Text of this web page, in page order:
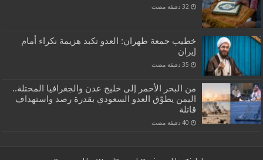
خطيب جمعة طهران: العدو تكبد هزيمة نكراء أمام
إيران
من البحر الأحمر إلى خليج عدن والجغرافيا المحتلة..
اليمن يطوّق العدو السعودي بقدرة رصد واستهداف
قاتلة